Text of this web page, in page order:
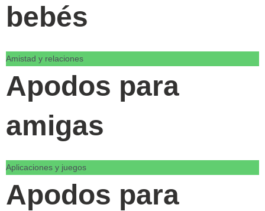
bebés
Amistad y relaciones
Apodos para
amigas
Aplicaciones y juegos
Apodos para